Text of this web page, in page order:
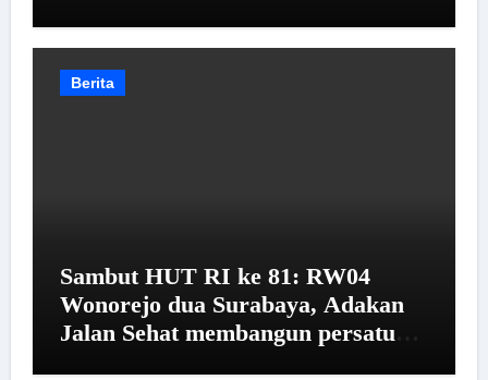
Berita
Sambut HUT RI ke 81: RW04
Wonorejo dua Surabaya, Adakan
Jalan Sehat membangun persatuan